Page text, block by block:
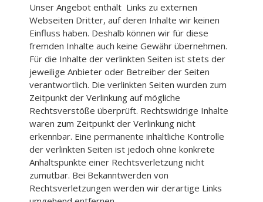
Unser Angebot enthält Links zu externen
Webseiten Dritter, auf deren Inhalte wir keinen
Einfluss haben. Deshalb können wir für diese
fremden Inhalte auch keine Gewähr übernehmen.
Für die Inhalte der verlinkten Seiten ist stets der
jeweilige Anbieter oder Betreiber der Seiten
verantwortlich. Die verlinkten Seiten wurden zum
Zeitpunkt der Verlinkung auf mögliche
Rechtsverstöße überprüft. Rechtswidrige Inhalte
waren zum Zeitpunkt der Verlinkung nicht
erkennbar. Eine permanente inhaltliche Kontrolle
der verlinkten Seiten ist jedoch ohne konkrete
Anhaltspunkte einer Rechtsverletzung nicht
zumutbar. Bei Bekanntwerden von
Rechtsverletzungen werden wir derartige Links